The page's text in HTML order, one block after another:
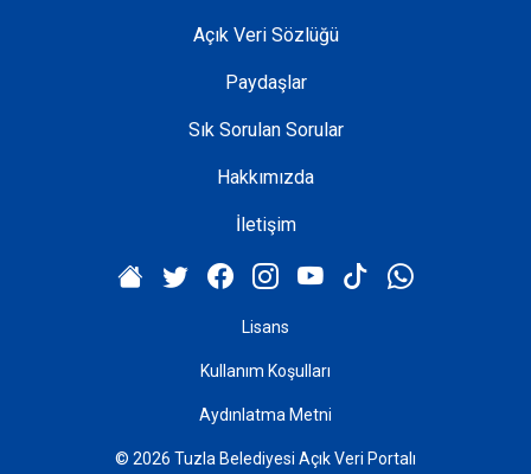
Açık Veri Sözlüğü
Paydaşlar
Sık Sorulan Sorular
Hakkımızda
İletişim
Lisans
Kullanım Koşulları
Aydınlatma Metni
© 2026 Tuzla Belediyesi Açık Veri Portalı